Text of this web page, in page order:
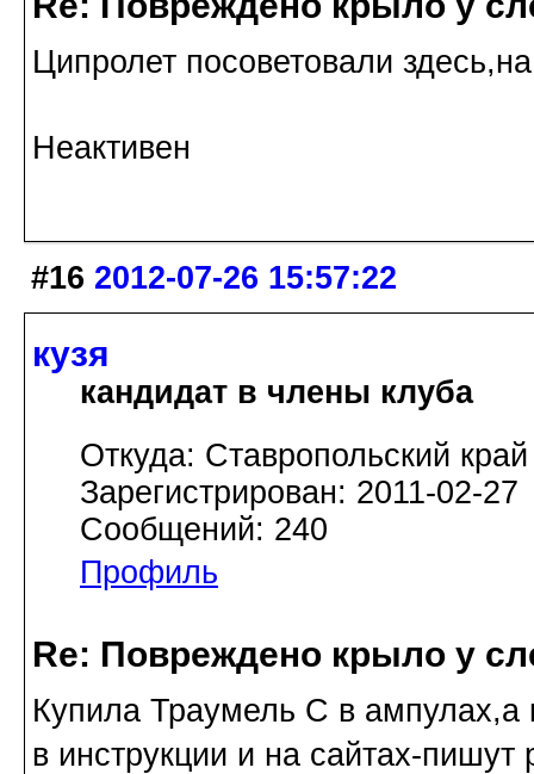
Ципролет посоветовали
Неактивен
#16 2012-07-26 15:57:22
кузя
кандидат в члены клуба
Откуда: Ставропольский край
Зарегистрирован: 2011-02-27
Сообщений: 240
Профиль
Re: Повреждено крыло у
Купила Траумель С в ампулах,а
в инструкции и на сайтах-